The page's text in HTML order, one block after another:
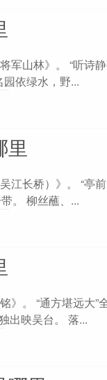
军山林》。 “听诗
依绿水，野...
里
江长桥）》。 “亭
。 柳丝蘸、...
》。 “通方堪远大
出映吴台。 落...